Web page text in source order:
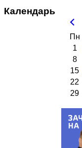
Календарь
Пн
1
8
15
22
29